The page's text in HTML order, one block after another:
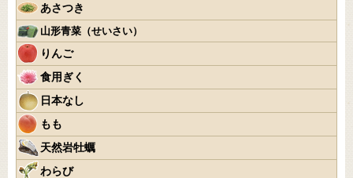
あさつき
山形青菜（せいさい）
りんご
食用ぎく
日本なし
もも
天然岩牡蠣
わらび